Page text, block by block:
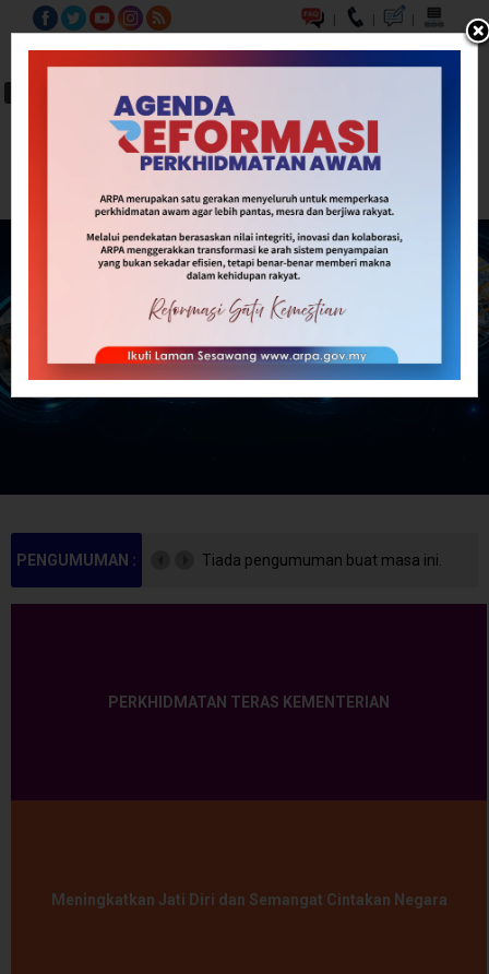
| | |
A- A A+ BM EN
PENGUMUMAN : Tiada pengumuman buat masa ini.
PERKHIDMATAN TERAS KEMENTERIAN
Meningkatkan Jati Diri dan Semangat Cintakan Negara